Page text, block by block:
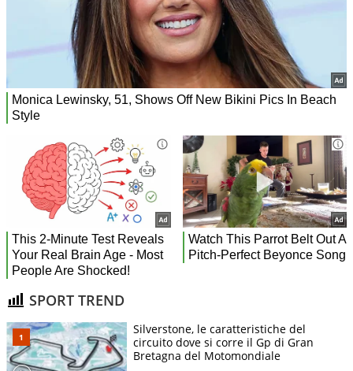
SPORT TREND
Silverstone, le caratteristiche del
circuito dove si corre il Gp di Gran
Bretagna del Motomondiale